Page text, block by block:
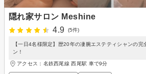
隠れ家サロン Meshine
4.9
(5件)
【一日4名様限定】歴20年の凄腕エステティシャンの完
ン！
アクセス：名鉄西尾線 西尾駅 車で9分